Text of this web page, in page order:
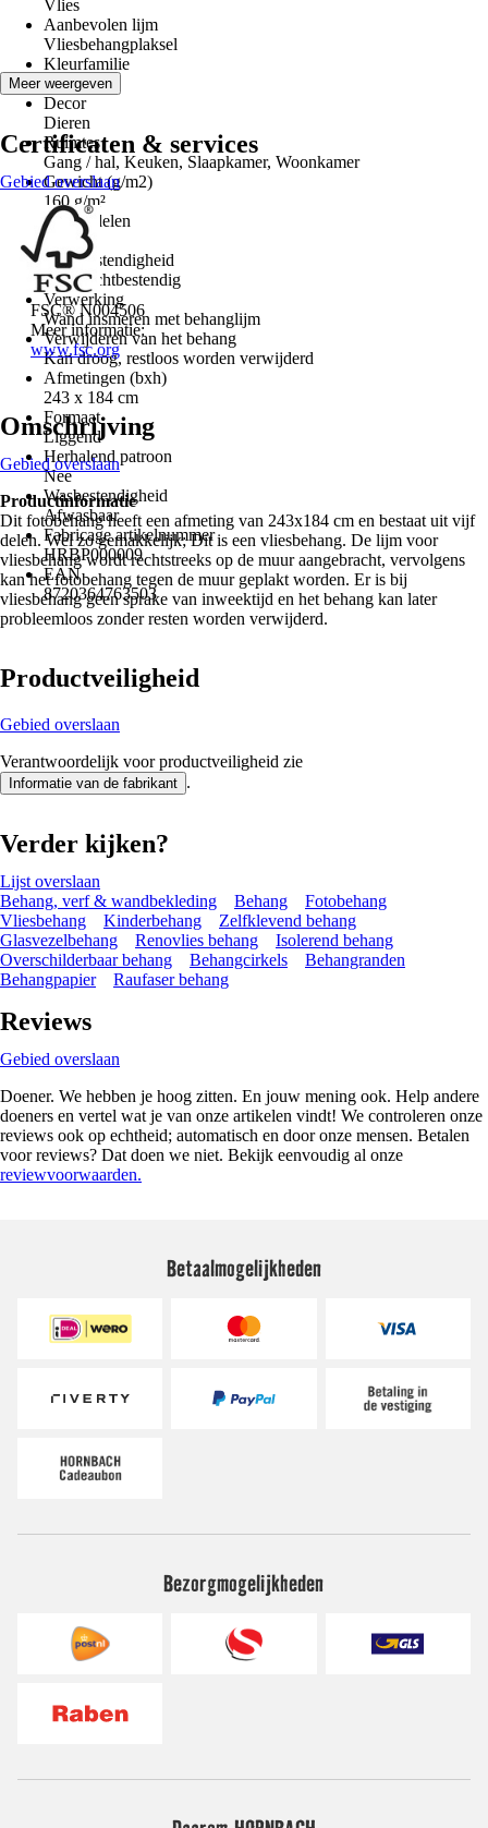
Vlies
Aanbevolen lijm
Vliesbehangplaksel
Kleurfamilie
Bruin
Decor
Dieren
Ruimtes
Gang / hal, Keuken, Slaapkamer, Woonkamer
Gewicht (g/m2)
160 g/m²
Aantal delen
5
Lichtbestendigheid
Goed lichtbestendig
Verwerking
Wand insmeren met behanglijm
Verwijderen van het behang
Kan droog, restloos worden verwijderd
Afmetingen (bxh)
243 x 184 cm
Formaat
Liggend
Herhalend patroon
Nee
Wasbestendigheid
Afwasbaar
Fabricage artikelnummer
HRBP000009
EAN
8720364763503
Meer weergeven
Certificaten & services
Gebied overslaan
FSC® N004506
Meer informatie:
www.fsc.org
Omschrijving
Gebied overslaan
Productinformatie
Dit fotobehang heeft een afmeting van 243x184 cm en bestaat uit vijf
delen. Wel zo gemakkelijk; Dit is een vliesbehang. De lijm voor
vliesbehang wordt rechtstreeks op de muur aangebracht, vervolgens
kan het fotobehang tegen de muur geplakt worden. Er is bij
vliesbehang geen sprake van inweektijd en het behang kan later
probleemloos zonder resten worden verwijderd.
Productveiligheid
Gebied overslaan
Verantwoordelijk voor productveiligheid zie
Informatie van de fabrikant .
Verder kijken?
Lijst overslaan
Behang, verf & wandbekleding
Behang
Fotobehang
Vliesbehang
Kinderbehang
Zelfklevend behang
Glasvezelbehang
Renovlies behang
Isolerend behang
Overschilderbaar behang
Behangcirkels
Behangranden
Behangpapier
Raufaser behang
Reviews
Gebied overslaan
Doener. We hebben je hoog zitten. En jouw mening ook. Help andere
doeners en vertel wat je van onze artikelen vindt! We controleren onze
reviews ook op echtheid; automatisch en door onze mensen. Betalen
voor reviews? Dat doen we niet. Bekijk eenvoudig al onze
reviewvoorwaarden.
Betaalmogelijkheden
Bezorgmogelijkheden